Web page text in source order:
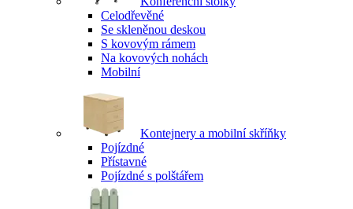
Celodřevěné
Se skleněnou deskou
S kovovým rámem
Na kovových nohách
Mobilní
Kontejnery a mobilní skříňky
Pojízdné
Přístavné
Pojízdné s polštářem